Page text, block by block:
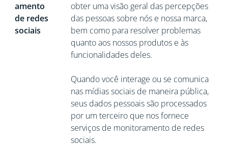
amento
de redes
sociais
obter uma visão geral das percepções
das pessoas sobre nós e nossa marca,
bem como para resolver problemas
quanto aos nossos produtos e às
funcionalidades deles.
Quando você interage ou se comunica
nas mídias sociais de maneira pública,
seus dados pessoais são processados
por um terceiro que nos fornece
serviços de monitoramento de redes
sociais.